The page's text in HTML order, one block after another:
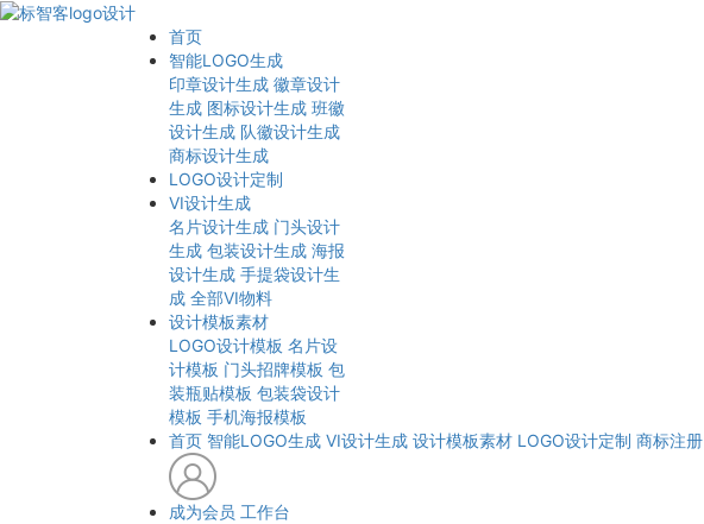
首页
智能LOGO生成
印章设计生成 徽章设计
生成 图标设计生成 班徽
设计生成 队徽设计生成
商标设计生成
LOGO设计定制
VI设计生成
名片设计生成 门头设计
生成 包装设计生成 海报
设计生成 手提袋设计生
成 全部VI物料
设计模板素材
LOGO设计模板 名片设
计模板 门头招牌模板 包
装瓶贴模板 包装袋设计
模板 手机海报模板
首页 智能LOGO生成 VI设计生成 设计模板素材 LOGO设计定制 商标注册
成为会员 工作台